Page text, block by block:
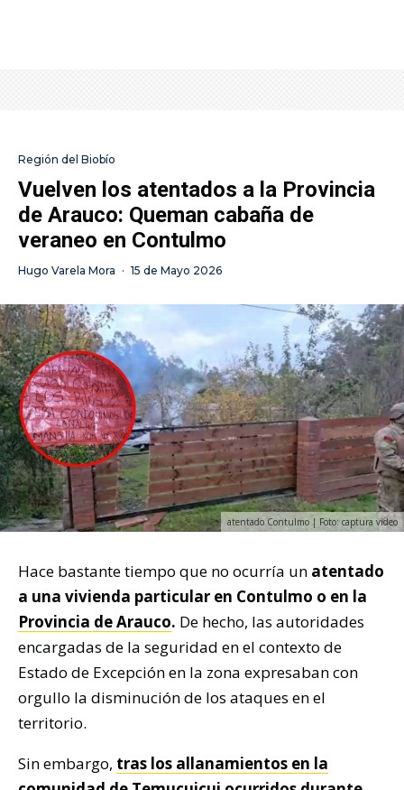
Región del Biobío
Vuelven los atentados a la Provincia
de Arauco: Queman cabaña de
veraneo en Contulmo
Hugo Varela Mora · 15 de Mayo 2026
atentado Contulmo | Foto: captura video
Hace bastante tiempo que no ocurría un atentado
a una vivienda particular en Contulmo o en la
Provincia de Arauco. De hecho, las autoridades
encargadas de la seguridad en el contexto de
Estado de Excepción en la zona expresaban con
orgullo la disminución de los ataques en el
territorio.
Sin embargo, tras los allanamientos en la